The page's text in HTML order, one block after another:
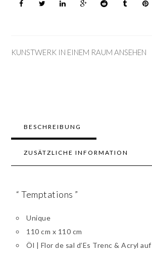
KUNSTWERK IN EINEM RAUM ANSEHEN
BESCHREIBUNG
ZUSÄTZLICHE INFORMATION
“ Temptations ”
Unique
110 cm x 110 cm
Öl | Flor de sal d’Es Trenc & Acryl